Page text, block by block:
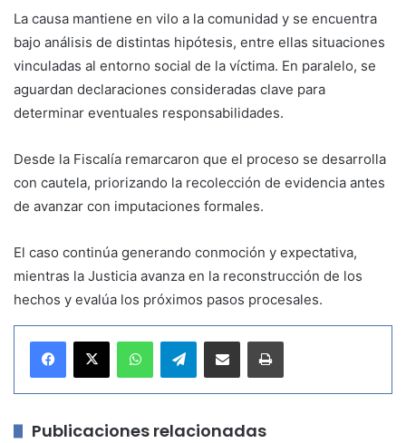
La causa mantiene en vilo a la comunidad y se encuentra
bajo análisis de distintas hipótesis, entre ellas situaciones
vinculadas al entorno social de la víctima. En paralelo, se
aguardan declaraciones consideradas clave para
determinar eventuales responsabilidades.
Desde la Fiscalía remarcaron que el proceso se desarrolla
con cautela, priorizando la recolección de evidencia antes
de avanzar con imputaciones formales.
El caso continúa generando conmoción y expectativa,
mientras la Justicia avanza en la reconstrucción de los
hechos y evalúa los próximos pasos procesales.
Telegram
Publicaciones relacionadas